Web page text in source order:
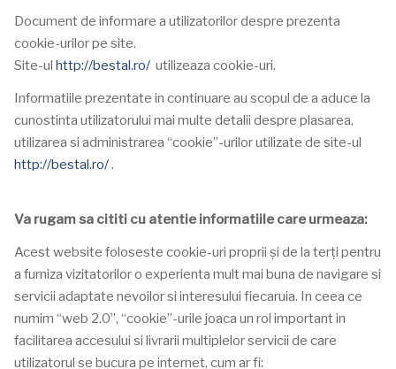
Document de informare a utilizatorilor despre prezenta
cookie-urilor pe site.
Site-ul http://bestal.ro/ utilizeaza cookie-uri.
Informatiile prezentate in continuare au scopul de a aduce la
cunostinta utilizatorului mai multe detalii despre plasarea,
utilizarea si administrarea “cookie”-urilor utilizate de site-ul
http://bestal.ro/.
Va rugam sa cititi cu atentie informatiile care urmeaza:
Acest website foloseste cookie-uri proprii și de la terți pentru
a furniza vizitatorilor o experienta mult mai buna de navigare si
servicii adaptate nevoilor si interesului fiecaruia. In ceea ce
numim “web 2.0”, “cookie”-urile joaca un rol important in
facilitarea accesului si livrarii multiplelor servicii de care
utilizatorul se bucura pe internet, cum ar fi: